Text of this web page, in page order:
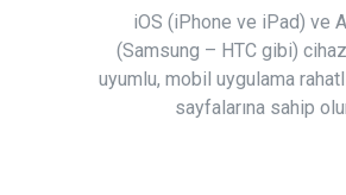
iOS (iPhone ve iPad) ve
(Samsung – HTC gibi)
uyumlu, mobil uygulama
sayfalarına sahip